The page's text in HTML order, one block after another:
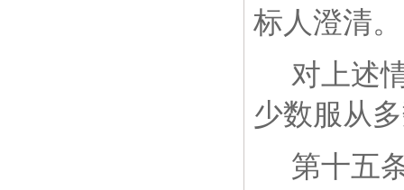
标人澄清。
对上述
少数服从
第十五